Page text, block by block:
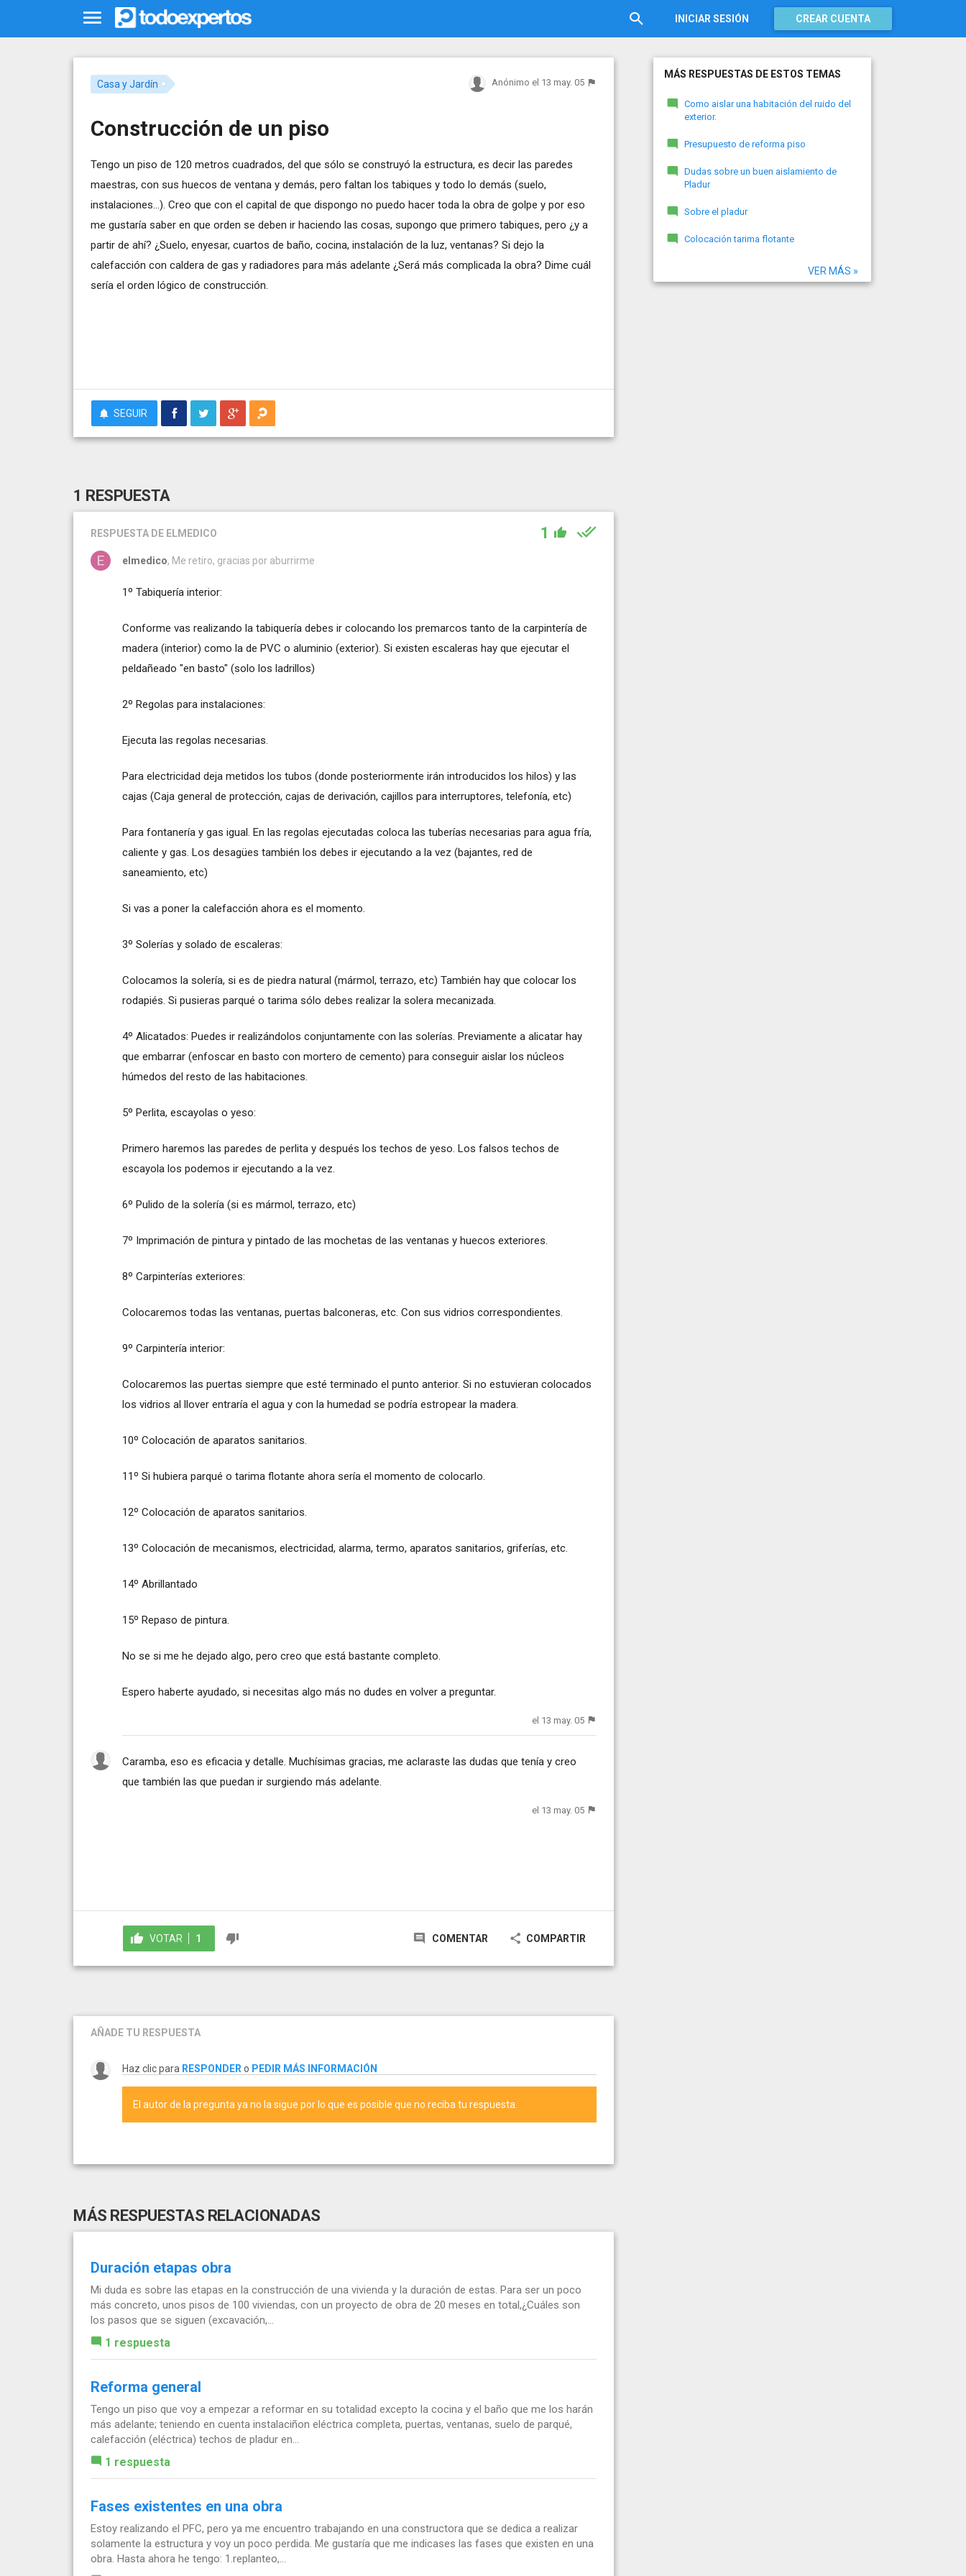
INICIAR SESIÓN CREAR CUENTA
Casa y Jardín Anónimo el 13 may. 05
Construcción de un piso
Tengo un piso de 120 metros cuadrados, del que sólo se construyó la estructura, es decir las paredes
maestras, con sus huecos de ventana y demás, pero faltan los tabiques y todo lo demás (suelo,
instalaciones...). Creo que con el capital de que dispongo no puedo hacer toda la obra de golpe y por eso
me gustaría saber en que orden se deben ir haciendo las cosas, supongo que primero tabiques, pero ¿y a
partir de ahí? ¿Suelo, enyesar, cuartos de baño, cocina, instalación de la luz, ventanas? Si dejo la
calefacción con caldera de gas y radiadores para más adelante ¿Será más complicada la obra? Dime cuál
sería el orden lógico de construcción.
SEGUIR
1 RESPUESTA
RESPUESTA DE ELMEDICO 1
elmedico, Me retiro, gracias por aburrirme
1º Tabiquería interior:
Conforme vas realizando la tabiquería debes ir colocando los premarcos tanto de la carpintería de
madera (interior) como la de PVC o aluminio (exterior). Si existen escaleras hay que ejecutar el
peldañeado "en basto" (solo los ladrillos)
2º Regolas para instalaciones:
Ejecuta las regolas necesarias.
Para electricidad deja metidos los tubos (donde posteriormente irán introducidos los hilos) y las
cajas (Caja general de protección, cajas de derivación, cajillos para interruptores, telefonía, etc)
Para fontanería y gas igual. En las regolas ejecutadas coloca las tuberías necesarias para agua fría,
caliente y gas. Los desagües también los debes ir ejecutando a la vez (bajantes, red de
saneamiento, etc)
Si vas a poner la calefacción ahora es el momento.
3º Solerías y solado de escaleras:
Colocamos la solería, si es de piedra natural (mármol, terrazo, etc) También hay que colocar los
rodapiés. Si pusieras parqué o tarima sólo debes realizar la solera mecanizada.
4º Alicatados: Puedes ir realizándolos conjuntamente con las solerías. Previamente a alicatar hay
que embarrar (enfoscar en basto con mortero de cemento) para conseguir aislar los núcleos
húmedos del resto de las habitaciones.
5º Perlita, escayolas o yeso:
Primero haremos las paredes de perlita y después los techos de yeso. Los falsos techos de
escayola los podemos ir ejecutando a la vez.
6º Pulido de la solería (si es mármol, terrazo, etc)
7º Imprimación de pintura y pintado de las mochetas de las ventanas y huecos exteriores.
8º Carpinterías exteriores:
Colocaremos todas las ventanas, puertas balconeras, etc. Con sus vidrios correspondientes.
9º Carpintería interior:
Colocaremos las puertas siempre que esté terminado el punto anterior. Si no estuvieran colocados
los vidrios al llover entraría el agua y con la humedad se podría estropear la madera.
10º Colocación de aparatos sanitarios.
11º Si hubiera parqué o tarima flotante ahora sería el momento de colocarlo.
12º Colocación de aparatos sanitarios.
13º Colocación de mecanismos, electricidad, alarma, termo, aparatos sanitarios, griferías, etc.
14º Abrillantado
15º Repaso de pintura.
No se si me he dejado algo, pero creo que está bastante completo.
Espero haberte ayudado, si necesitas algo más no dudes en volver a preguntar.
el 13 may. 05
Caramba, eso es eficacia y detalle. Muchísimas gracias, me aclaraste las dudas que tenía y creo
que también las que puedan ir surgiendo más adelante.
el 13 may. 05
VOTAR 1 COMENTAR COMPARTIR
AÑADE TU RESPUESTA
Haz clic para RESPONDERo PEDIR MÁS INFORMACIÓN
El autor de la pregunta ya no la sigue por lo que es posible que no reciba tu respuesta.
MÁS RESPUESTAS RELACIONADAS
Duración etapas obra
Mi duda es sobre las etapas en la construcción de una vivienda y la duración de estas. Para ser un poco
más concreto, unos pisos de 100 viviendas, con un proyecto de obra de 20 meses en total,¿Cuáles son
los pasos que se siguen (excavación,...
1 respuesta
Reforma general
Tengo un piso que voy a empezar a reformar en su totalidad excepto la cocina y el baño que me los harán
más adelante; teniendo en cuenta instalaciñon eléctrica completa, puertas, ventanas, suelo de parqué,
calefacción (eléctrica) techos de pladur en...
1 respuesta
Fases existentes en una obra
Estoy realizando el PFC, pero ya me encuentro trabajando en una constructora que se dedica a realizar
solamente la estructura y voy un poco perdida. Me gustaría que me indicases las fases que existen en una
obra. Hasta ahora he tengo: 1.replanteo,...
MÁS RESPUESTAS DE ESTOS TEMAS
Como aislar una habitación del ruido del
exterior.
Presupuesto de reforma piso
Dudas sobre un buen aislamiento de
Pladur
Sobre el pladur
Colocación tarima flotante
VER MÁS »